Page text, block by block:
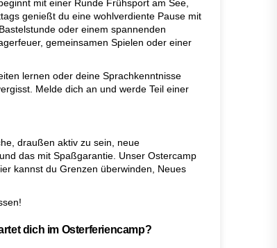
mit einer Runde Frühsport am See,
genießt du eine wohlverdiente Pause mit
oder einem spannenden
gemeinsamen Spielen oder einer
lernen oder deine Sprachkenntnisse
Melde dich an und werde Teil einer
draußen aktiv zu sein, neue
das mit Spaßgarantie. Unser Ostercamp
kannst du Grenzen überwinden, Neues
dich im Osterferiencamp?